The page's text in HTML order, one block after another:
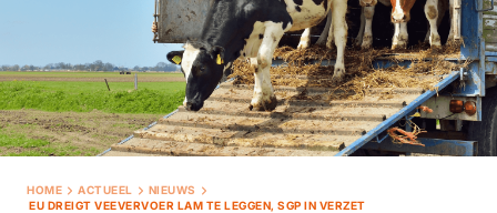
HOME ACTUEEL
NIEUWS
EU DREIGT VEEVERVOER LAM TE LEGGEN, SGP IN VERZET